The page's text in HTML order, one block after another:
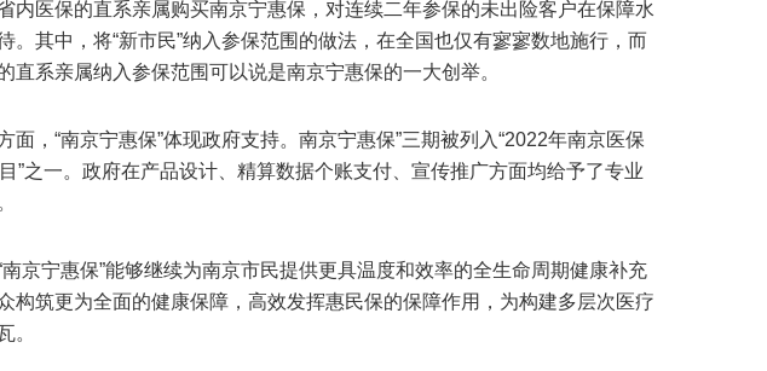
内医保的直系亲属购买南京宁惠保，对连续二年参保的未出险客户在保障水
。其中，将“新市民”纳入参保范围的做法，在全国也仅有寥寥数地施行，而
直系亲属纳入参保范围可以说是南京宁惠保的一大创举。
面，“南京宁惠保”体现政府支持。南京宁惠保”三期被列入“2022年南京医保
”之一。政府在产品设计、精算数据个账支付、宣传推广方面均给予了专业
南京宁惠保”能够继续为南京市民提供更具温度和效率的全生命周期健康补充
构筑更为全面的健康保障，高效发挥惠民保的保障作用，为构建多层次医疗
。